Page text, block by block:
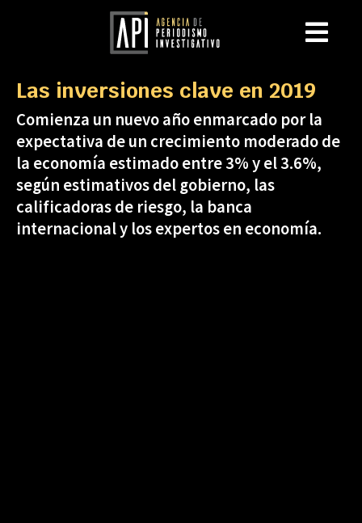
Las inversiones clave en 2019
Comienza un nuevo año enmarcado por la
expectativa de un crecimiento moderado de
la economía estimado entre 3% y el 3.6%,
según estimativos del gobierno, las
calificadoras de riesgo, la banca
internacional y los expertos en economía.